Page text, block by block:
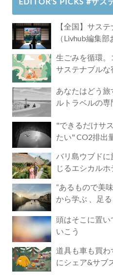
【全国】サス
（Livhub編集部
生ごみを循環。
サステナブルな
あなたはどう旅する？ ｜ 英
ルトラベルの
"できるだけサ
たい" CO2排出
バリ島ウブドに
じるエシカル
“あるもので美
から学ぶ 、足
頭はそこに置い
いこう
道具も車も買
にシェア&サブ